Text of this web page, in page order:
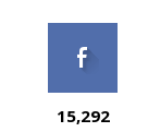
15,292